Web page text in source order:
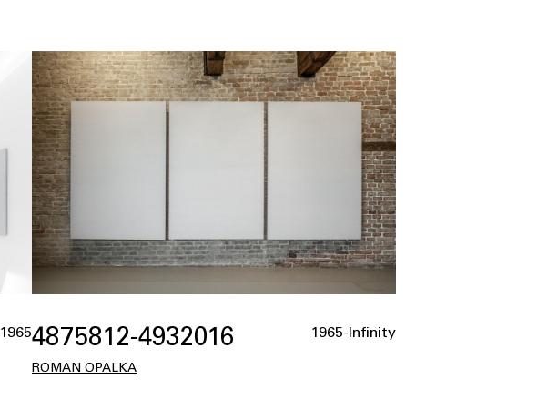
19654875812-4932016 1965-Infinity
ROMAN OPALKA